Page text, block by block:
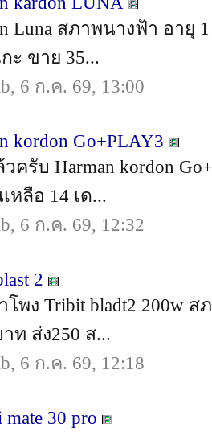
Luna สภาพนางฟ้า อายุ
ะ ขาย 35...
6 ก.ค. 69, 13:00
kordon Go+PLAY3
ครับ Harman kordon
หลือ 14 เด...
6 ก.ค. 69, 12:32
2
โพง Tribit bladt2 200w
ท ส่ง250 ส...
6 ก.ค. 69, 12:18
mate 30 pro